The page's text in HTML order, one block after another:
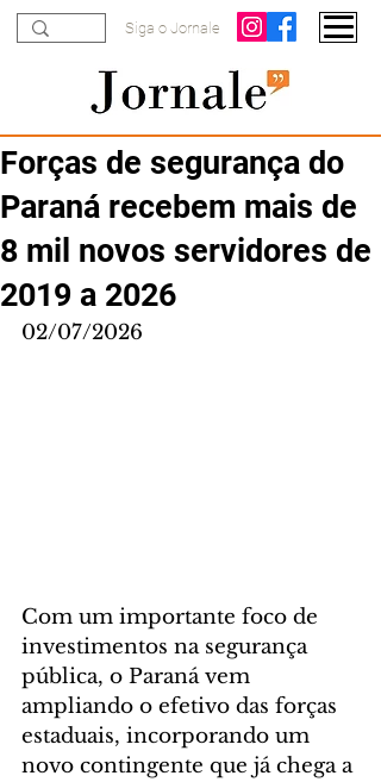
Siga o Jornale
Forças de segurança do
Paraná recebem mais de
8 mil novos servidores de
2019 a 2026
02/07/2026
Com um importante foco de
investimentos na segurança
pública, o Paraná vem
ampliando o efetivo das forças
estaduais, incorporando um
novo contingente que já chega a